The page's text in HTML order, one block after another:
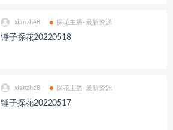
xianzhe8 探花主播-最新资源
锤子探花20220518
xianzhe8 探花主播-最新资源
锤子探花20220517